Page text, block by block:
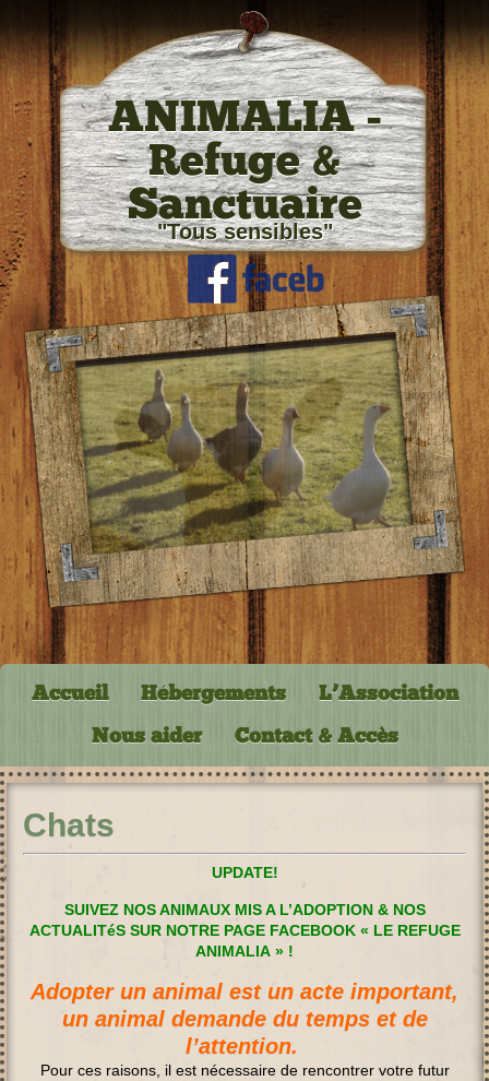
ANIMALIA -
Refuge &
Sanctuaire
"Tous sensibles"
Accueil Hébergements L’Association
Nous aider Contact & Accès
Chats
UPDATE!
SUIVEZ NOS ANIMAUX MIS A L’ADOPTION & NOS
ACTUALITéS SUR NOTRE PAGE FACEBOOK « LE REFUGE
ANIMALIA » !
Adopter un animal est un acte important,
un animal demande du temps et de
l’attention.
Pour ces raisons, il est nécessaire de rencontrer votre futur